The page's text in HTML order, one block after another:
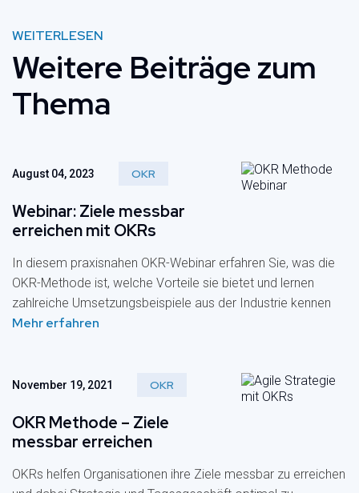
WEITERLESEN
Weitere Beiträge zum
Thema
August 04, 2023 OKR
Webinar: Ziele messbar
erreichen mit OKRs
In diesem praxisnahen OKR-Webinar erfahren Sie, was die
OKR-Methode ist, welche Vorteile sie bietet und lernen
zahlreiche Umsetzungsbeispiele aus der Industrie kennen
Mehr erfahren
November 19, 2021 OKR
OKR Methode – Ziele
messbar erreichen
OKRs helfen Organisationen ihre Ziele messbar zu erreichen